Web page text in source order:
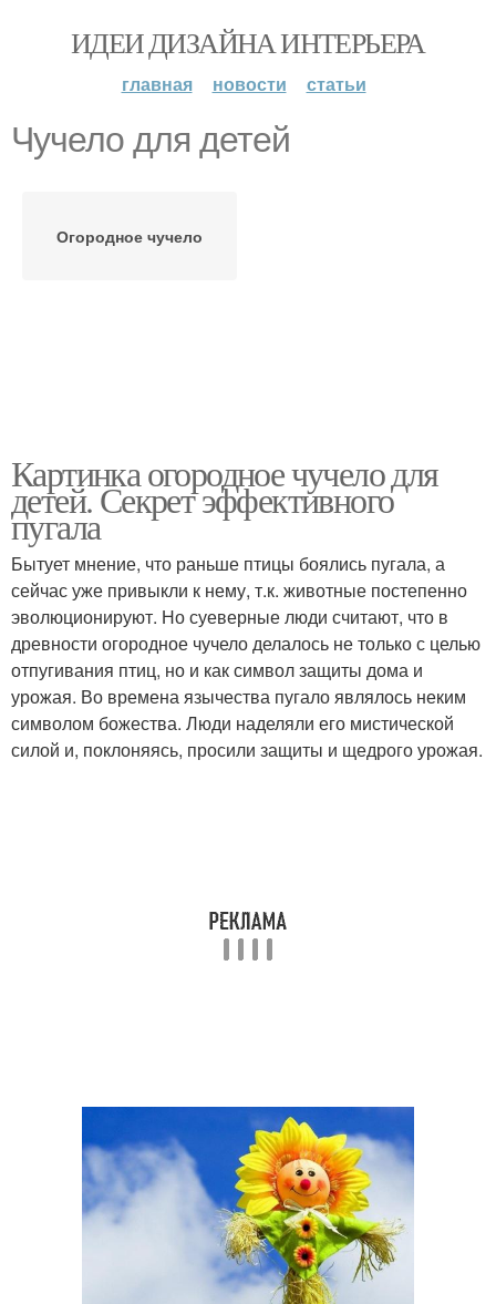
ИДЕИ ДИЗАЙНА ИНТЕРЬЕРА
главная новости статьи
Чучело для детей
Огородное чучело
Картинка огородное чучело для
детей. Секрет эффективного
пугала
Бытует мнение, что раньше птицы боялись пугала, а
сейчас уже привыкли к нему, т.к. животные постепенно
эволюционируют. Но суеверные люди считают, что в
древности огородное чучело делалось не только с целью
отпугивания птиц, но и как символ защиты дома и
урожая. Во времена язычества пугало являлось неким
символом божества. Люди наделяли его мистической
силой и, поклоняясь, просили защиты и щедрого урожая.